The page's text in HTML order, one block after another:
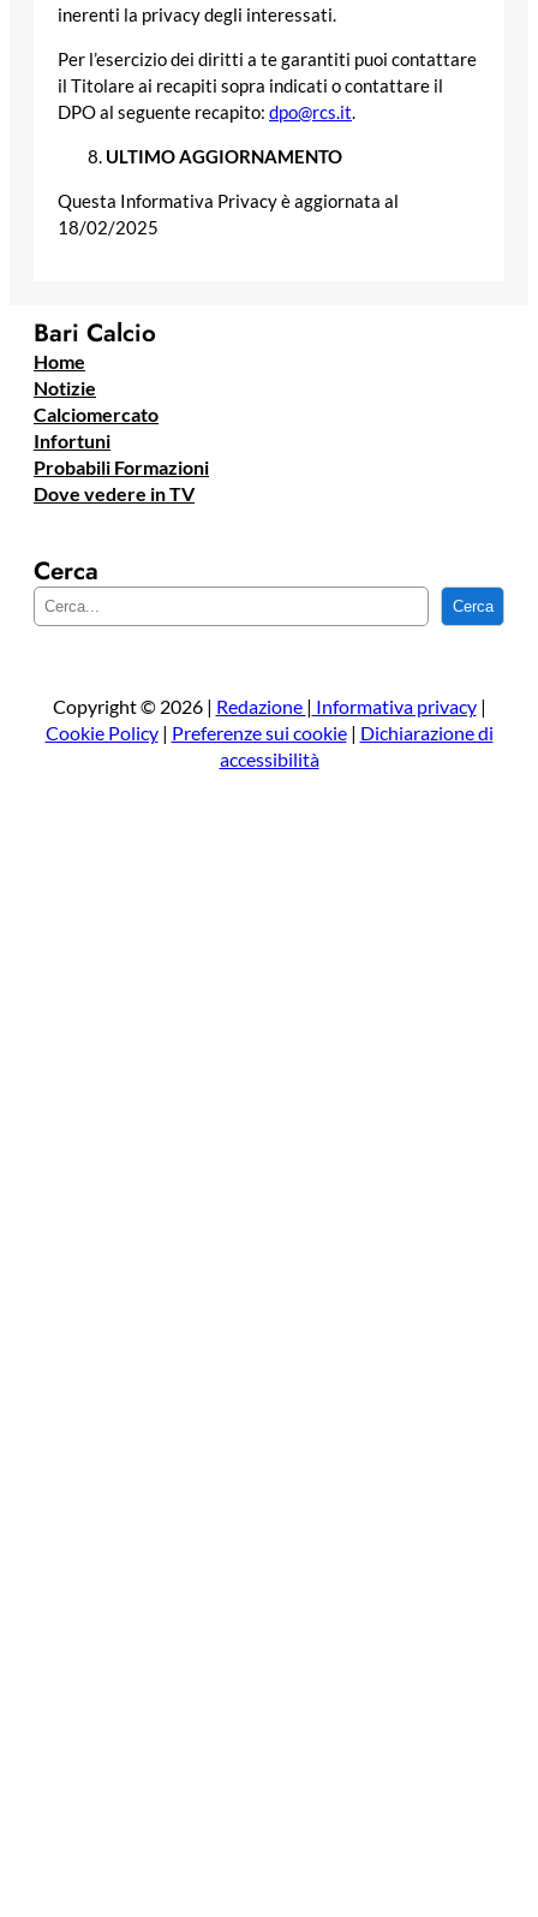
inerenti la privacy degli interessati.
Per l’esercizio dei diritti a te garantiti puoi contattare
il Titolare ai recapiti sopra indicati o contattare il
DPO al seguente recapito: dpo@rcs.it.
ULTIMO AGGIORNAMENTO
Questa Informativa Privacy è aggiornata al
18/02/2025
Bari Calcio
Home
Notizie
Calciomercato
Infortuni
Probabili Formazioni
Dove vedere in TV
Cerca
e
a
Cerca
Copyright © 2026 | Redazione | Informativa privacy|
Cookie Policy| Preferenze sui cookie| Dichiarazione di
accessibilità